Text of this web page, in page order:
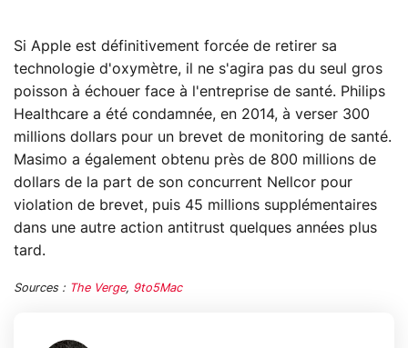
Si Apple est définitivement forcée de retirer sa
technologie d'oxymètre, il ne s'agira pas du seul gros
poisson à échouer face à l'entreprise de santé. Philips
Healthcare a été condamnée, en 2014, à verser 300
millions dollars pour un brevet de monitoring de santé.
Masimo a également obtenu près de 800 millions de
dollars de la part de son concurrent Nellcor pour
violation de brevet, puis 45 millions supplémentaires
dans une autre action antitrust quelques années plus
tard.
Sources : The Verge, 9to5Mac